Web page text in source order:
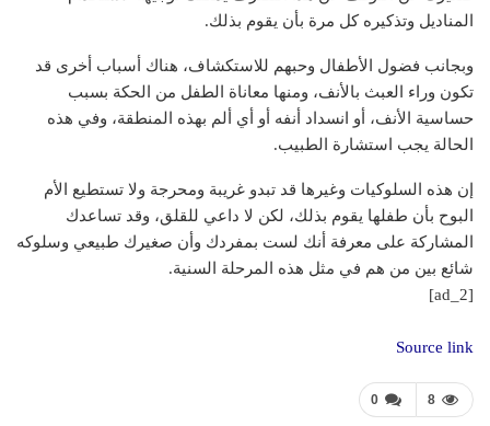
المناديل وتذكيره كل مرة بأن يقوم بذلك.
وبجانب فضول الأطفال وحبهم للاستكشاف، هناك أسباب أخرى قد
تكون وراء العبث بالأنف، ومنها معاناة الطفل من الحكة بسبب
حساسية الأنف، أو انسداد أنفه أو أي ألم بهذه المنطقة، وفي هذه
الحالة يجب استشارة الطبيب.
إن هذه السلوكيات وغيرها قد تبدو غريبة ومحرجة ولا تستطيع الأم
البوح بأن طفلها يقوم بذلك، لكن لا داعي للقلق، وقد تساعدك
المشاركة على معرفة أنك لست بمفردك وأن صغيرك طبيعي وسلوكه
شائع بين من هم في مثل هذه المرحلة السنية.
[ad_2]
Source link
0 8